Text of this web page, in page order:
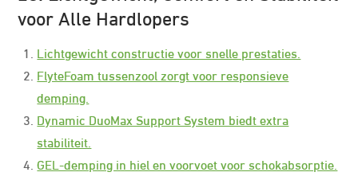
voor Alle Hardlopers
Lichtgewicht constructie voor snelle prestaties.
FlyteFoam tussenzool zorgt voor responsieve
demping.
Dynamic DuoMax Support System biedt extra
stabiliteit.
GEL-demping in hiel en voorvoet voor schokabsorptie.